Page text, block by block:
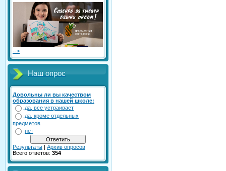
-->
Наш опрос
Довольны ли вы качеством
образования в нашей школе:
да, все устраивает
да, кроме отдельных
предметов
нет
Результаты | Архив опросов
Всего ответов: 354